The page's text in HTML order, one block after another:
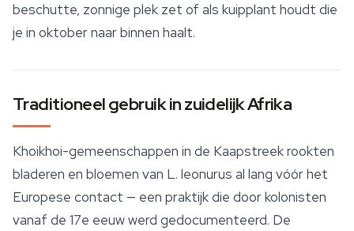
beschutte, zonnige plek zet of als kuipplant houdt die
je in oktober naar binnen haalt.
Traditioneel gebruik in zuidelijk Afrika
Khoikhoi-gemeenschappen in de Kaapstreek rookten
bladeren en bloemen van L. leonurus al lang vóór het
Europese contact — een praktijk die door kolonisten
vanaf de 17e eeuw werd gedocumenteerd. De